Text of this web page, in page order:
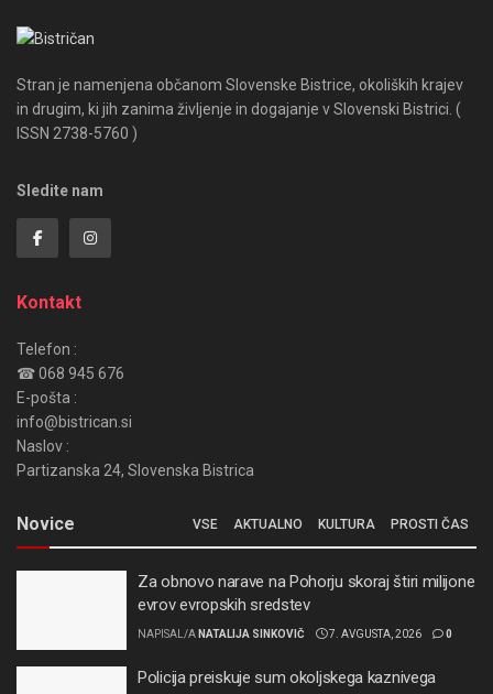
Stran je namenjena občanom Slovenske Bistrice, okoliških krajev
in drugim, ki jih zanima življenje in dogajanje v Slovenski Bistrici. (
ISSN 2738-5760 )
Sledite nam
Kontakt
Telefon :
☎ 068 945 676
E-pošta :
info@bistrican.si
Naslov :
Partizanska 24, Slovenska Bistrica
Novice VSE AKTUALNO KULTURA PROSTI ČAS
Za obnovo narave na Pohorju skoraj štiri milijone
evrov evropskih sredstev
NAPISAL/A NATALIJA SINKOVIČ 7. AVGUSTA, 2026 0
Policija preiskuje sum okoljskega kaznivega